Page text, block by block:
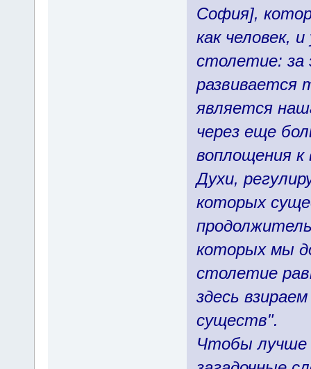
София],
как человек,
столетие:
развивается
является
через еще
воплощения
Духи,
которых
которых мы
столетие
здесь
существ".
Чтобы лучше